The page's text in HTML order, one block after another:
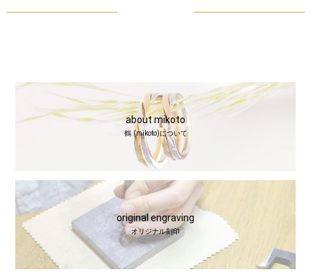
about mikoto
鶴 (mikoto)について
original engraving
オリジナル刻印